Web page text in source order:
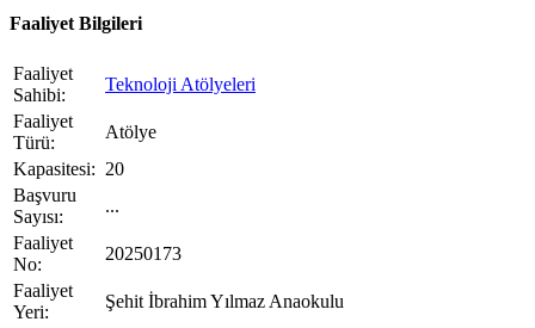
Faaliyet Bilgileri
Faaliyet
Sahibi:
Teknoloji Atölyeleri
Faaliyet
Türü:
Atölye
Kapasitesi: 20
Başvuru
Sayısı:
...
Faaliyet
No:
20250173
Faaliyet
Yeri:
Şehit İbrahim Yılmaz Anaokulu